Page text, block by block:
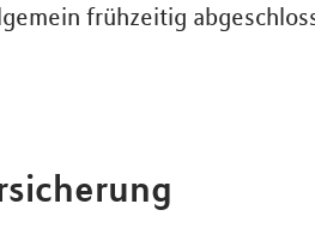
frühzeitig